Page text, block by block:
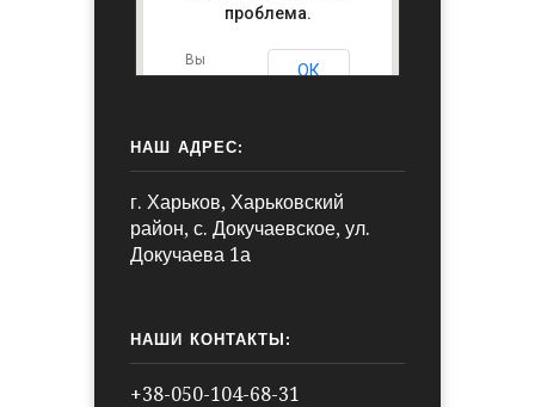
проблема.
Вы
владелец
ОК
НАШ АДРЕС:
г. Харьков, Харьковский
район, с. Докучаевское, ул.
Докучаева 1а
НАШИ КОНТАКТЫ:
+38-050-104-68-31